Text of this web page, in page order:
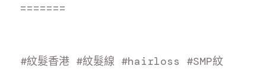
=======
#紋髮香港 #紋髮線 #hairloss #SMP紋